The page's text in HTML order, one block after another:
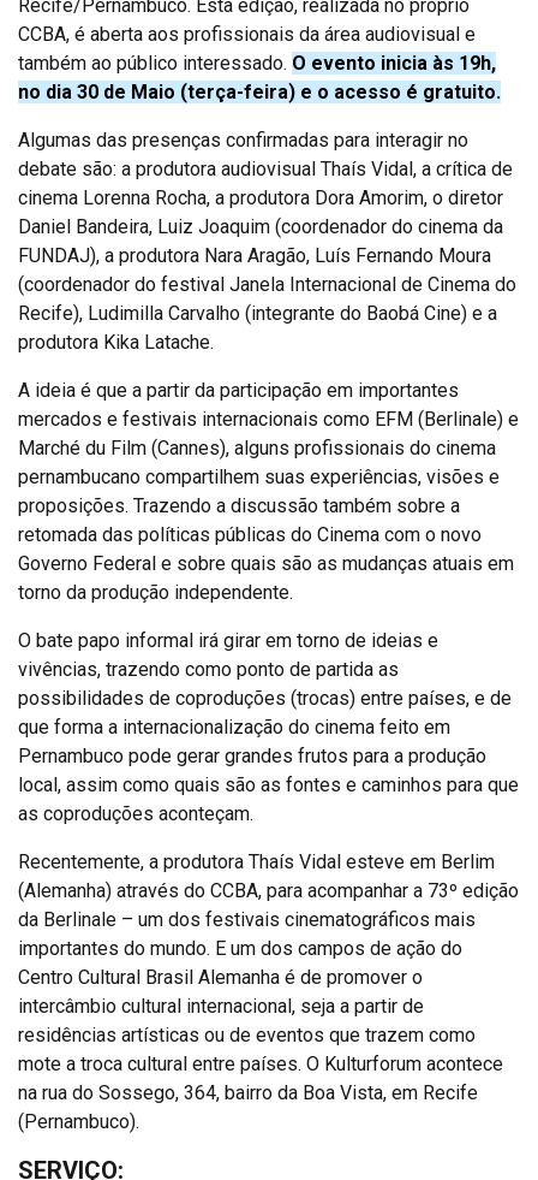
Recife/Pernambuco. Esta edição, realizada no próprio
CCBA, é aberta aos profissionais da área audiovisual e
também ao público interessado. O evento inicia às 19h,
no dia 30 de Maio (terça-feira) e o acesso é gratuito.
Algumas das presenças confirmadas para interagir no
debate são: a produtora audiovisual Thaís Vidal, a crítica de
cinema Lorenna Rocha, a produtora Dora Amorim, o diretor
Daniel Bandeira, Luiz Joaquim (coordenador do cinema da
FUNDAJ), a produtora Nara Aragão, Luís Fernando Moura
(coordenador do festival Janela Internacional de Cinema do
Recife), Ludimilla Carvalho (integrante do Baobá Cine) e a
produtora Kika Latache.
A ideia é que a partir da participação em importantes
mercados e festivais internacionais como EFM (Berlinale) e
Marché du Film (Cannes), alguns profissionais do cinema
pernambucano compartilhem suas experiências, visões e
proposições. Trazendo a discussão também sobre a
retomada das políticas públicas do Cinema com o novo
Governo Federal e sobre quais são as mudanças atuais em
torno da produção independente.
O bate papo informal irá girar em torno de ideias e
vivências, trazendo como ponto de partida as
possibilidades de coproduções (trocas) entre países, e de
que forma a internacionalização do cinema feito em
Pernambuco pode gerar grandes frutos para a produção
local, assim como quais são as fontes e caminhos para que
as coproduções aconteçam.
Recentemente, a produtora Thaís Vidal esteve em Berlim
(Alemanha) através do CCBA, para acompanhar a 73º edição
da Berlinale – um dos festivais cinematográficos mais
importantes do mundo. E um dos campos de ação do
Centro Cultural Brasil Alemanha é de promover o
intercâmbio cultural internacional, seja a partir de
residências artísticas ou de eventos que trazem como
mote a troca cultural entre países. O Kulturforum acontece
na rua do Sossego, 364, bairro da Boa Vista, em Recife
(Pernambuco).
SERVIÇO: